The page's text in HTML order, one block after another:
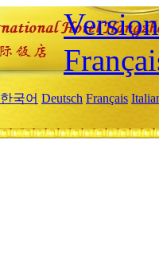
한국어 Deutsch Français